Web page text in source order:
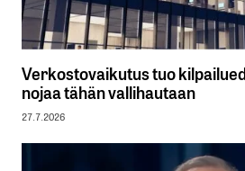
Verkostovaikutus tuo
nojaa tähän vallihautaan
27.7.2026